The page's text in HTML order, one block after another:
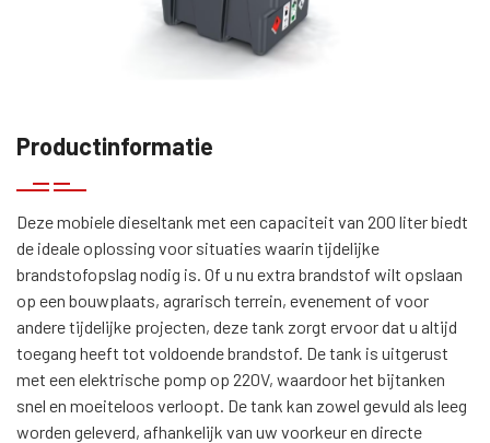
Productinformatie
Deze mobiele dieseltank met een capaciteit van 200 liter biedt
de ideale oplossing voor situaties waarin tijdelijke
brandstofopslag nodig is. Of u nu extra brandstof wilt opslaan
op een bouwplaats, agrarisch terrein, evenement of voor
andere tijdelijke projecten, deze tank zorgt ervoor dat u altijd
toegang heeft tot voldoende brandstof. De tank is uitgerust
met een elektrische pomp op 220V, waardoor het bijtanken
snel en moeiteloos verloopt. De tank kan zowel gevuld als leeg
worden geleverd, afhankelijk van uw voorkeur en directe